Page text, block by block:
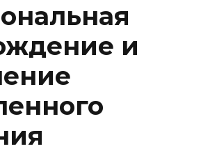
и